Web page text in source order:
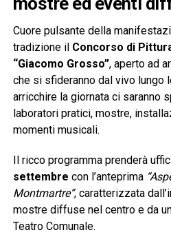
Cuore pulsante della
tradizione il Concorso di
“Giacomo Grosso”, aperto ad
che si sfideranno dal vivo lungo
arricchire la giornata ci saranno
laboratori pratici, mostre,
momenti musicali.
Il ricco programma prenderà
settembre con l’anteprima
Montmartre”, caratterizzata
mostre diffuse nel centro e da
Teatro Comunale.